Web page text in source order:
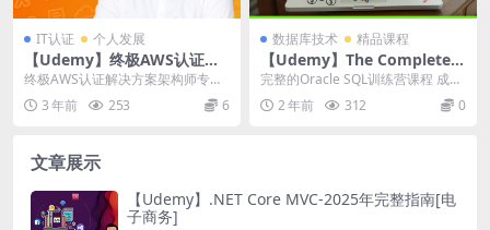
IT认证 个人发展
【Udemy】终极AWS认证解
决方案架构师专业
终极AWS认证解决方案架构师专
业|Ultimate AWS Certified ...
3 年前 253 6
数据库技术 精品课程
【Udemy】The Complete
Oracle SQL Bootcamp
完整的Oracle SQL训练营课程 成为
一名随需应变的SQL专业人士！自
信地通...
2 年前 312 0
文章展示
【Udemy】.NET Core MVC-2025年完整指南[电
子商务]